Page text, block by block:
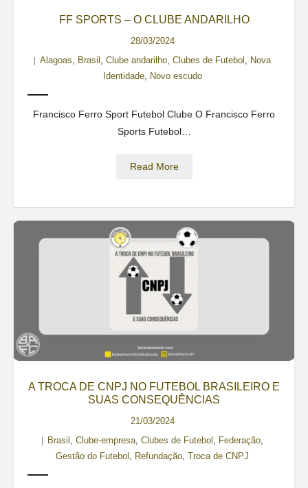
ContatoFF SPORTS – O CLUBE ANDARILHO
28/03/2024
Alagoas, Brasil , Clube andarilho, Clubes de Futebol , Nova
Identidade, Novo escudo
Francisco Ferro Sport Futebol Clube O Francisco Ferro
Sports Futebol…
Read More
A TROCA DE CNPJ NO FUTEBOL BRASILEIRO E
SUAS CONSEQUÊNCIAS
21/03/2024
Brasil , Clube-empresa, Clubes de Futebol , Federação,
Gestão do Futebol , Refundação, Troca de CNPJ